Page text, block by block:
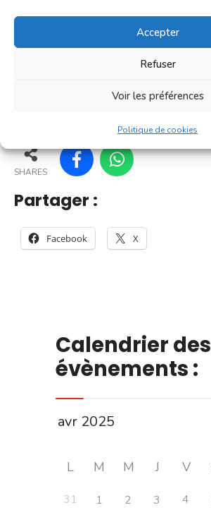
Accepter
Refuser
Voir les préférences
Politique de cookies
[...]
En savoir plus
SHARES
Partager :
Facebook X
Calendrier des
évènements :
L M M J V
31 1 2 3 4